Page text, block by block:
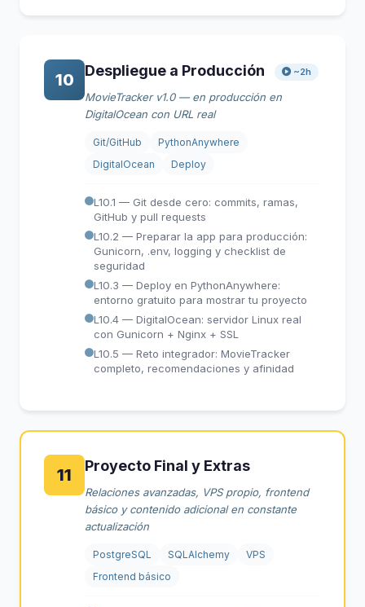
10 Despliegue a Producción ~2h
MovieTracker v1.0 — en producción en
DigitalOcean con URL real
Git/GitHub
PythonAnywhere
DigitalOcean
Deploy
L10.1 — Git desde cero: commits, ramas,
GitHub y pull requests
L10.2 — Preparar la app para producción:
Gunicorn, .env, logging y checklist de
seguridad
L10.3 — Deploy en PythonAnywhere:
entorno gratuito para mostrar tu proyecto
L10.4 — DigitalOcean: servidor Linux real
con Gunicorn + Nginx + SSL
L10.5 — Reto integrador: MovieTracker
completo, recomendaciones y afinidad
11 Proyecto Final y Extras
Relaciones avanzadas, VPS propio, frontend
básico y contenido adicional en constante
actualización
PostgreSQL SQLAlchemy
VPS
Frontend básico